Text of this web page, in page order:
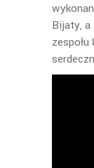
Bijaty,